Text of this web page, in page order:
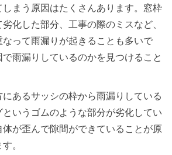
まう原因はたくさんあります。窓枠
化した部分、工事の際のミスなど、
って雨漏りが起きることも多いで
雨漏りしているのかを見つけること
あるサッシの枠から雨漏りしている
いうゴムのような部分が劣化してい
が歪んで隙間ができていることが原
。